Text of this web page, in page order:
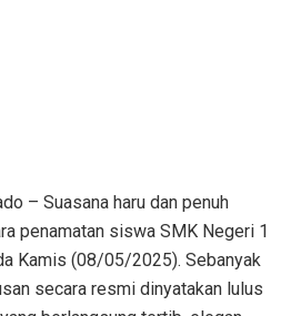
– Suasana haru dan penuh
penamatan siswa SMK Negeri 1
Kamis (08/05/2025). Sebanyak
secara resmi dinyatakan lulus